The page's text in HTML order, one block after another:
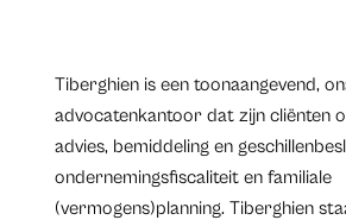
Tiberghien is een toonaangevend,
advocatenkantoor dat zijn cliënten
advies, bemiddeling en
ondernemingsfiscaliteit en familiale
(vermogens)planning. Tiberghien